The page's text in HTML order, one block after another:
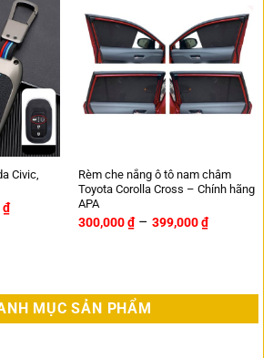
Civic,
₫
Rèm che nắng ô tô nam châm
Toyota Corolla Cross – Chính hãng
APA
300,000₫ – 399,000₫
MỤC SẢN PHẨM